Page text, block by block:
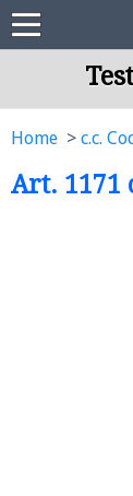
Home c.c.
Art. 1171